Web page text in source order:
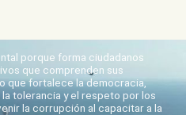
porque forma ciudadanos
que comprenden sus
que fortalece la democracia,
tolerancia y el respeto por los
la corrupción al capacitar a la